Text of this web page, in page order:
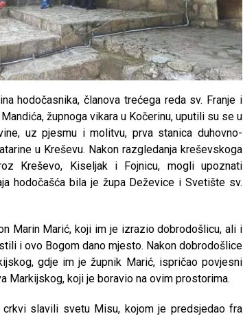
hodočasnika, članova trećega reda sv. Franje i
župnoga vikara u Kočerinu, uputili su se u
uz pjesmu i molitvu, prva stanica duhovno-
u Kreševu. Nakon razgledanja kreševskoga
Kreševo, Kiseljak i Fojnicu, mogli upoznati
hodočašća bila je župa Deževice i Svetište sv.
Marin Marić, koji im je izrazio dobrodošlicu, ali i
i ovo Bogom dano mjesto. Nakon dobrodošlice
gdje im je župnik Marić, ispričao povjesni
Markijskog, koji je boravio na ovim prostorima.
slavili svetu Misu, kojom je predsjedao fra